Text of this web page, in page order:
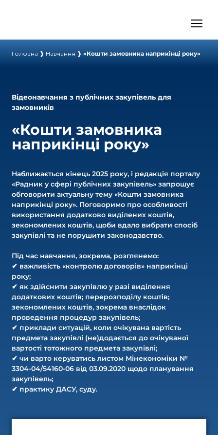
Головна ❱ Навчання ❱ «Кошти замовника наприкінці року»
Відеонавчання з публічних закупівель для
замовників
«Кошти замовника
наприкінці року»
Наближається кінець 2025 року, і редакція порталу
«Радник у сфері публічних закупівель» запрошує
обговорити актуальну тему «Кошти замовника
наприкінці року». Поговоримо про особливості
використання додатково виділених коштів,
зекономлених коштів, щоби вдало вибрати спосіб
закупівлі та не порушити законодавство.
Під час навчання, зокрема, розглянемо:
✔ важливість «контролю договорів» наприкінці
року;
✔ як здійснити закупівлю у разі виділення
додаткових коштів; перерозподілу коштів;
зекономлених коштів, зокрема внаслідок
проведення процедур закупівель;
✔ приклади ситуацій, коли очікувана вартість
предмета закупівлі (не)додається до очікуваної
вартості тотожного предмета закупівлі;
✔ чи варто керуватись листом Мінекономіки №
3304-04/54160-06 від 03.09.2020 щодо планування
закупівель;
✔ практику ДАСУ, суду.